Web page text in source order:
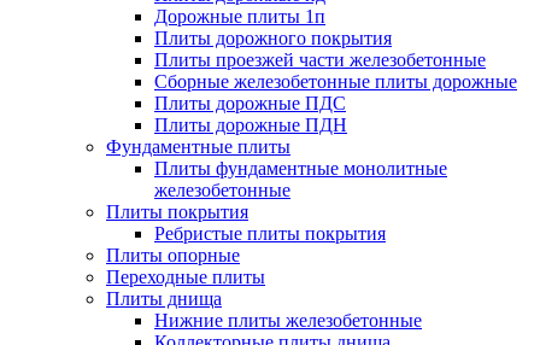
Дорожные плиты 1п
Плиты дорожного покрытия
Плиты проезжей части железобетонные
Сборные железобетонные плиты дорожные
Плиты дорожные ПДС
Плиты дорожные ПДН
Фундаментные плиты
Плиты фундаментные монолитные
железобетонные
Плиты покрытия
Ребристые плиты покрытия
Плиты опорные
Переходные плиты
Плиты днища
Нижние плиты железобетонные